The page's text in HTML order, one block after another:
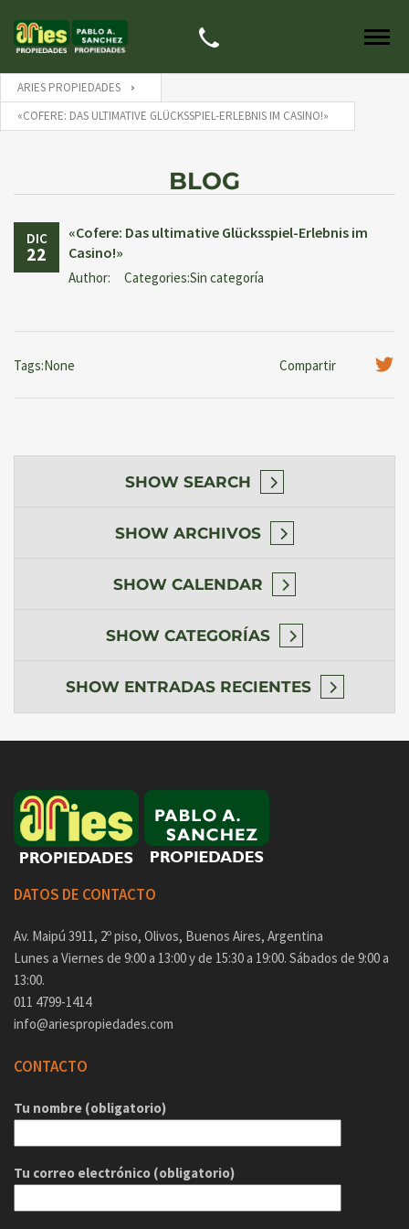
ARIES PROPIEDADES
«COFERE: DAS ULTIMATIVE GLÜCKSSPIEL-ERLEBNIS IM CASINO!»
BLOG
DIC
22
«Cofere: Das ultimative Glücksspiel-Erlebnis im
Casino!»
Author: Categories:Sin categoría
Compartir
Tags:None
SHOW SEARCH
SHOW ARCHIVOS
SHOW CALENDAR
SHOW CATEGORÍAS
SHOW ENTRADAS RECIENTES
DATOS DE CONTACTO
Av. Maipú 3911, 2º piso, Olivos, Buenos Aires, Argentina
Lunes a Viernes de 9:00 a 13:00 y de 15:30 a 19:00. Sábados de 9:00 a
13:00.
011 4799-1414
info@ariespropiedades.com
CONTACTO
Tu nombre (obligatorio)
Tu correo electrónico (obligatorio)